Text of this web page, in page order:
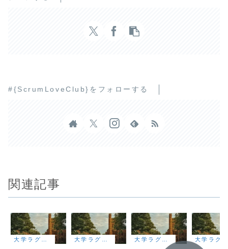
#{ScrumLoveClub}をフォローする
関連記事